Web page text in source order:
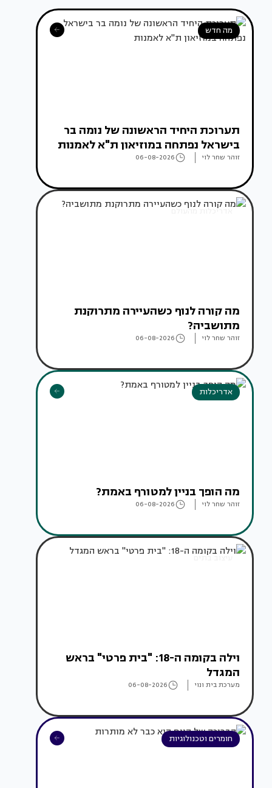
מה חדש
תערוכת היחיד הראשונה של נומה בר
בישראל נפתחה במוזיאון ת"א לאמנות
זוהר שחר לוי 06-08-2026
אדריכלות מהעולם
מה קורה לנוף כשהעיירה מתרוקנת
מתושביה?
זוהר שחר לוי 06-08-2026
אדריכלות
מה הופך בניין למטורף באמת?
זוהר שחר לוי 06-08-2026
עיצוב בתים
וילה בקומה ה-18: "בית פרטי" בראש
המגדל
מערכת בית ונוי 06-08-2026
חומרים וטכנולוגיות